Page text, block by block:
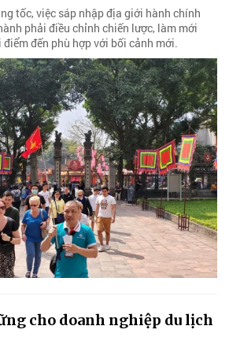
tốc, việc sáp nhập địa giới hành chính
phải điều chỉnh chiến lược, làm mới
đến phù hợp với bối cảnh mới.
cho doanh nghiệp du lịch